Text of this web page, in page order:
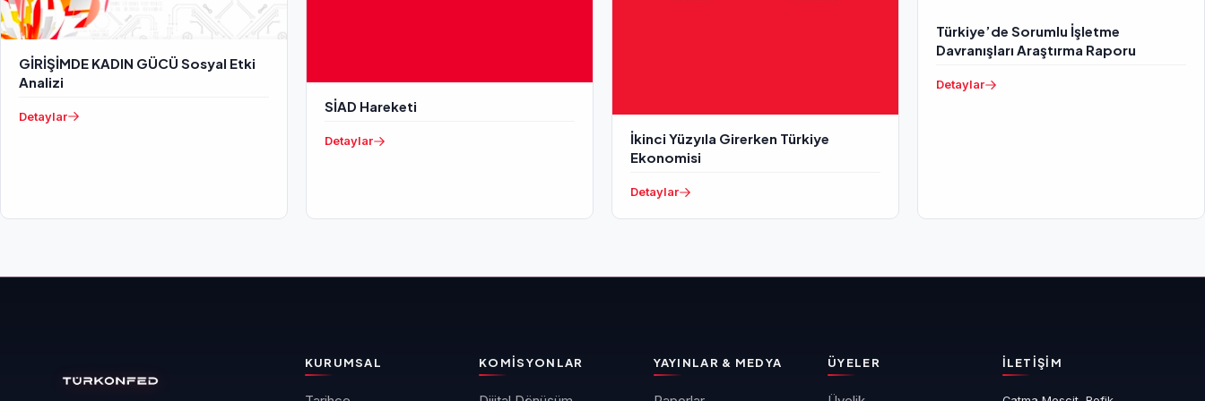
GİRİŞİMDE KADIN GÜCÜ Sosyal Etki
Analizi
Detaylar
SİAD Hareketi
Detaylar
İkinci Yüzyıla Girerken Türkiye
Ekonomisi
Detaylar
Türkiye’de Sorumlu İşletme
Davranışları Araştırma Raporu
Detaylar
KURUMSAL KOMISYONLAR YAYINLAR & MEDYA ÜYELER İLETIŞIM